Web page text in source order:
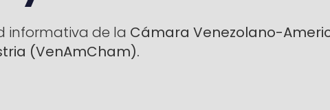
informativa de la Cámara Venezolano-
(VenAmCham).